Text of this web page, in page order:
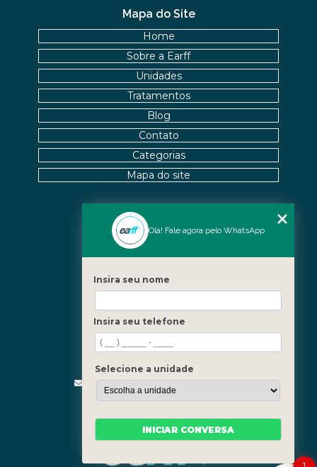
Fale Conosco
(21) 3619-5657
(21) 99390-3850
contato@fisioterapiainvestigativa.com
Segunda a sexta, das 7h às 21h
Nossas Unidades
Barra - Rio de Janeiro
Mapa do Site
Home
Sobre a Earff
Unidades
Tratamentos
Blog
Contato
Categorias
Mapa do site
Olá! Fale agora pelo WhatsApp
Insira seu nome
Insira seu telefone
Selecione a unidade
INICIAR CONVERSA